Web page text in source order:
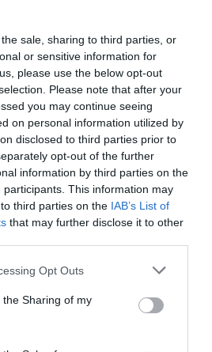
sale, sharing to third parties, or
or sensitive information for
please use the below opt-out
Please note that after your
you may continue seeing
on personal information utilized by
disclosed to third parties prior to
opt-out of the further
information by third parties on the
participants. This information may
third parties on the IAB’s List of
that may further disclose it to other
Opt Outs
Sharing of my